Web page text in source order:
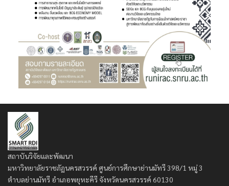
สถาบันวิจัยและพัฒนา
มหาวิทยาลัยราชภัฏนครสวรรค์ ศูนย์การศึกษาย่านมัทรี 398/1 หมู่ 3
ตำบลย่านมัทรี อำเภอพยุหะคีรี จังหวัดนครสวรรค์ 60130